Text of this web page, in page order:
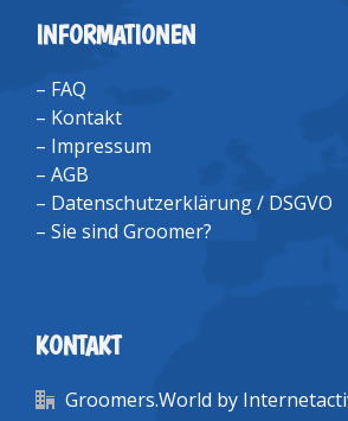
INFORMATIONEN
– FAQ
– Kontakt
– Impressum
– AGB
– Datenschutzerklärung / DSGVO
– Sie sind Groomer?
KONTAKT
Groomers.World by